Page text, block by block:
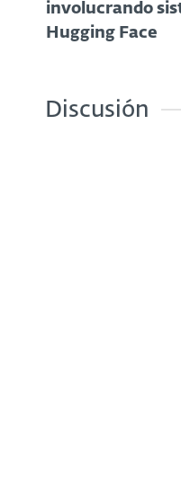
involucrando
Hugging Face
Discusión